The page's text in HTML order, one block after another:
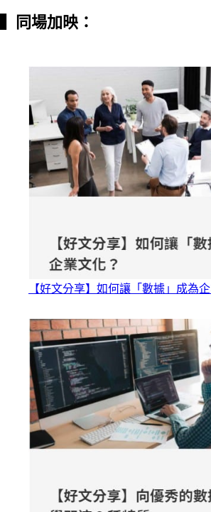
同場加映：
【好文分享】如何讓「數據」成為